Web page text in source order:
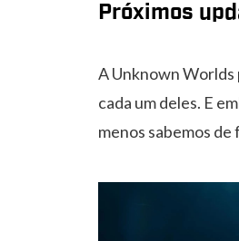
Próximos
A Unknown Worlds
cada um deles. E
menos sabemos